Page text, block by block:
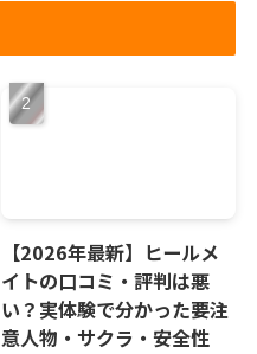
【2026年最新】ヒールメ
イトの口コミ・評判は悪
い？実体験で分かった要注
意人物・サクラ・安全性